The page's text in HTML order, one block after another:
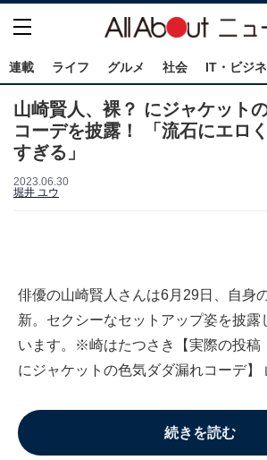
連載 ライフ グルメ 社会 IT・ビジ
山崎賢人、裸？ にジャケット
コーデを披露！ 「流石にエロ
すぎる」
2023.06.30
堀井 ユウ
俳優の山崎賢人さんは6月29日、自身
新。セクシーなセットアップ姿を披露
います。※崎はたつさき【実際の投稿
にジャケットの色気ダダ漏れコーデ】
続きを読む